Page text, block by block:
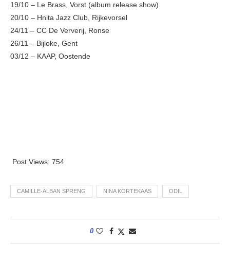
19/10 – Le Brass, Vorst (album release show)
20/10 – Hnita Jazz Club, Rijkevorsel
24/11 – CC De Ververij, Ronse
26/11 – Bijloke, Gent
03/12 – KAAP, Oostende
Post Views: 754
CAMILLE-ALBAN SPRENG NINA KORTEKAAS ODIL
0